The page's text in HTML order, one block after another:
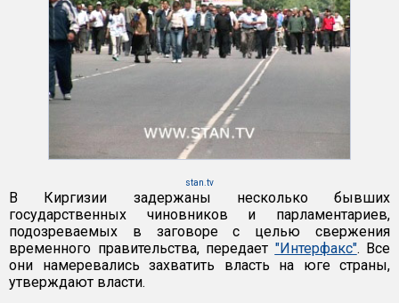
stan.tv
В Киргизии задержаны несколько бывших
государственных чиновников и парламентариев,
подозреваемых в заговоре с целью свержения
временного правительства, передает "Интерфакс". Все
они намеревались захватить власть на юге страны,
утверждают власти.